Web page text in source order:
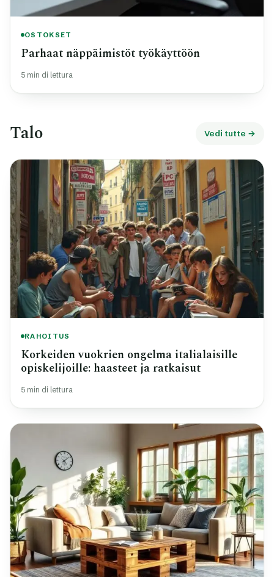
OSTOKSET
Parhaat näppäimistöt työkäyttöön
5 min di lettura
Talo Vedi tutte →
RAHOITUS
Korkeiden vuokrien ongelma italialaisille
opiskelijoille: haasteet ja ratkaisut
5 min di lettura